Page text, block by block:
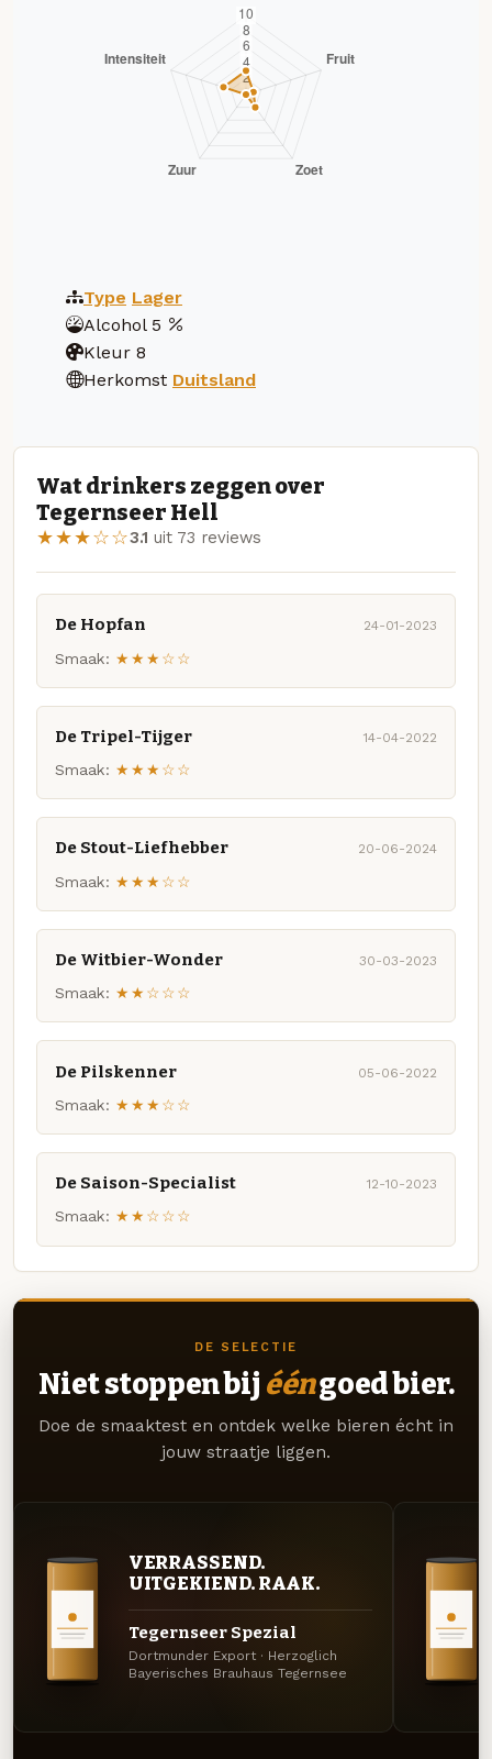
Type Lager
Alcohol 5
Kleur 8
Herkomst Duitsland
Wat drinkers zeggen over
Tegernseer Hell
★★★☆☆3.1 uit 73 reviews
De Hopfan 24-01-2023
Smaak: ★★★☆☆
De Tripel-Tijger 14-04-2022
Smaak: ★★★☆☆
De Stout-Liefhebber 20-06-2024
Smaak: ★★★☆☆
De Witbier-Wonder 30-03-2023
Smaak: ★★☆☆☆
De Pilskenner 05-06-2022
Smaak: ★★★☆☆
De Saison-Specialist 12-10-2023
Smaak: ★★☆☆☆
DE SELECTIE
Niet stoppen bij ééngoed bier.
Doe de smaaktest en ontdek welke bieren écht in
jouw straatje liggen.
VERRASSEND.
UITGEKIEND. RAAK.
Tegernseer Spezial
Dortmunder Export · Herzoglich
Bayerisches Brauhaus Tegernsee